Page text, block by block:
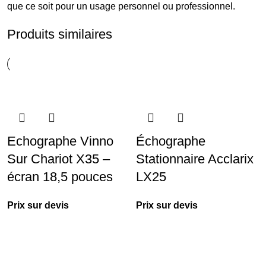
que ce soit pour un usage personnel ou professionnel.
Produits similaires
Echographe Vinno
Sur Chariot X35 –
écran 18,5 pouces
Prix sur devis
Échographe
Stationnaire Acclarix
LX25
Prix sur devis